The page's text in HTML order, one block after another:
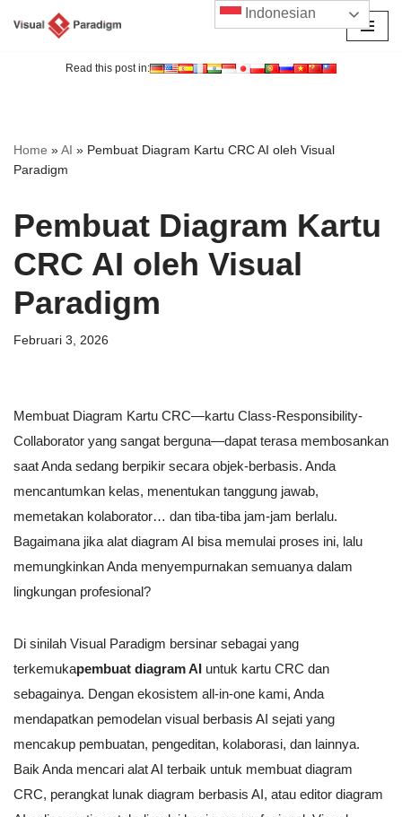
Read this post in:
Home »AI » Pembuat Diagram Kartu CRC AI oleh Visual
Paradigm
Pembuat Diagram Kartu
CRC AI oleh Visual
Paradigm
Februari 3, 2026
Membuat Diagram Kartu CRC—kartu Class-Responsibility-
Collaborator yang sangat berguna—dapat terasa membosankan
saat Anda sedang berpikir secara objek-berbasis. Anda
mencantumkan kelas, menentukan tanggung jawab,
memetakan kolaborator… dan tiba-tiba jam-jam berlalu.
Bagaimana jika alat diagram AI bisa memulai proses ini, lalu
memungkinkan Anda menyempurnakan semuanya dalam
lingkungan profesional?
Di sinilah Visual Paradigm bersinar sebagai yang
terkemukapembuat diagram AI untuk kartu CRC dan
sebagainya. Dengan ekosistem all-in-one kami, Anda
mendapatkan pemodelan visual berbasis AI sejati yang
mencakup pembuatan, pengeditan, kolaborasi, dan lainnya.
Baik Anda mencari alat AI terbaik untuk membuat diagram
CRC, perangkat lunak diagram berbasis AI, atau editor diagram
Indonesian